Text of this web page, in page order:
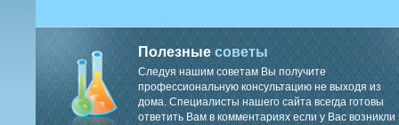
Полезныесоветы
Следуя нашим советам Вы получите
профессиональную консультацию не выходя из
дома. Специалисты нашего сайта всегда готовы
ответить Вам в комментариях если у Вас возникли